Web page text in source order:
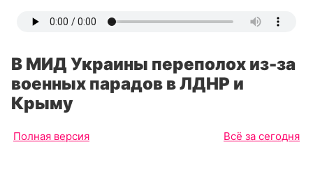
В МИД Украины переполох из-за
военных парадов в ЛДНР и
Крыму
Полная версия Всё за сегодня